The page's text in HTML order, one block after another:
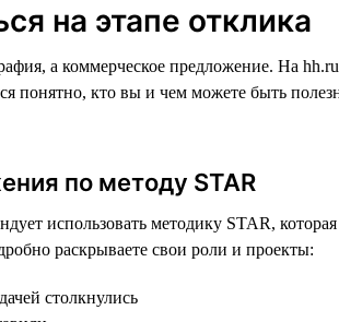
на этапе отклика
а коммерческое предложение. На
понятно, кто вы и чем можете быть
по методу STAR
использовать методику STAR,
раскрываете свои роли и проекты:
столкнулись